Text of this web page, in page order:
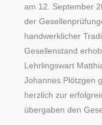
am 12. September
der
handwerklicher
Gesellenstand
Lehrlingswart
Johannes Plötzgen
herzlich zur
übergaben den